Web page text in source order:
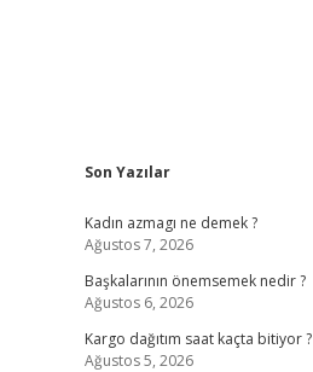
Sidebar
Son Yazılar
Kadın azmagı ne demek ?
Ağustos 7, 2026
Başkalarının önemsemek nedir ?
Ağustos 6, 2026
Kargo dağıtım saat kaçta bitiyor ?
Ağustos 5, 2026